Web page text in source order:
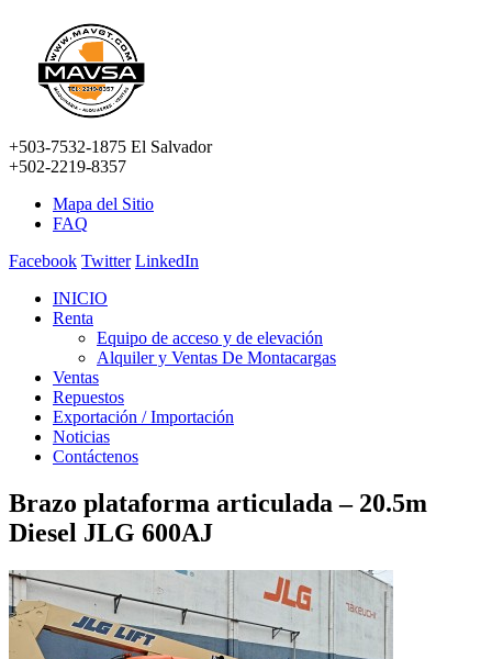
+503-7532-1875 El Salvador
+502-2219-8357
Mapa del Sitio
FAQ
Facebook Twitter LinkedIn
INICIO
Renta
Equipo de acceso y de elevación
Alquiler y Ventas De Montacargas
Ventas
Repuestos
Exportación / Importación
Noticias
Contáctenos
Brazo plataforma articulada – 20.5m
Diesel JLG 600AJ